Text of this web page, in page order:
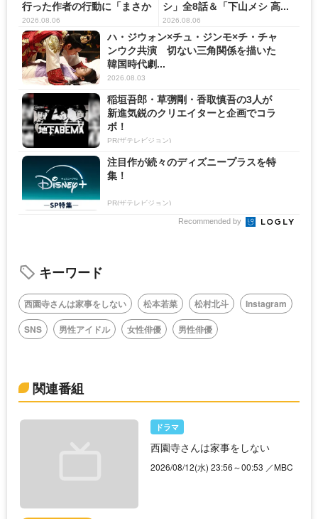
行った作者の行動に「まさか
の...
2026.08.06
シ」全8話＆「下山メシ 高...
2026.08.06
ハ・ジウォン×チュ・ジンモ×チ・チャ
ンウク共演 切ない三角関係を描いた
韓国時代劇...
2026.08.03
稲垣吾郎・草彅剛・香取慎吾の3人が
新進気鋭のクリエイターと企画でコラ
ボ！
PR(ザテレビジョン)
注目作が続々のディズニープラスを特
集！
PR(ザテレビジョン)
Recommended by
キーワード
西園寺さんは家事をしない 松本若菜 松村北斗
Instagram
SNS
男性アイドル 女性俳優 男性俳優
関連番組
ドラマ
西園寺さんは家事をしない
2026/08/12(水) 23:56～00:53 ／MBC